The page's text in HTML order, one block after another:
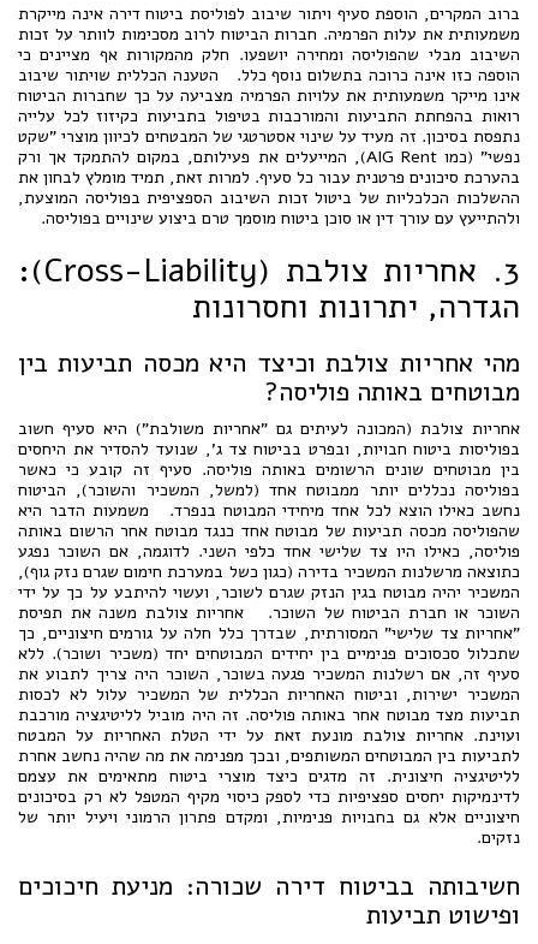
ברוב המקרים, הוספת סעיף ויתור שיבוב לפוליסת ביטוח דירה אינה מייקרת
משמעותית את עלות הפרמיה. חברות הביטוח לרוב מסכימות לוותר על זכות
השיבוב מבלי שהפוליסה ומחירה יושפעו. חלק מהמקורות אף מציינים כי
הוספה כזו אינה כרוכה בתשלום נוסף כלל. הטענה הכללית שויתור שיבוב
אינו מייקר משמעותית את עלויות הפרמיה מצביעה על כך שחברות הביטוח
רואות בהפחתת התביעות והמורכבות בטיפול בתביעות כקיזוז לכל עלייה
נתפסת בסיכון. זה מעיד על שינוי אסטרטגי של המבטחים לכיוון מוצרי "שקט
נפשי" (כמו AIG Rent), המייעלים את פעילותם, במקום להתמקד אך ורק
בהערכת סיכונים פרטנית עבור כל סעיף. למרות זאת, תמיד מומלץ לבחון את
ההשלכות הכלכליות של ביטול זכות השיבוב הספציפית בפוליסה המוצעת,
ולהתייעץ עם עורך דין או סוכן ביטוח מוסמך טרם ביצוע שינויים בפוליסה.
3. אחריות צולבת (Cross-Liability):
הגדרה, יתרונות וחסרונות
מהי אחריות צולבת וכיצד היא מכסה תביעות בין
מבוטחים באותה פוליסה?
אחריות צולבת (המכונה לעיתים גם "אחריות משולבת") היא סעיף חשוב
בפוליסות ביטוח חבויות, ובפרט בביטוח צד ג', שנועד להסדיר את היחסים
בין מבוטחים שונים הרשומים באותה פוליסה. סעיף זה קובע כי כאשר
בפוליסה נכללים יותר ממבוטח אחד (למשל, המשכיר והשוכר), הביטוח
נחשב כאילו הוצא לכל אחד מיחידי המבוטח בנפרד. משמעות הדבר היא
שהפוליסה מכסה תביעות של מבוטח אחד כנגד מבוטח אחר הרשום באותה
פוליסה, כאילו היו צד שלישי אחד כלפי השני. לדוגמה, אם השוכר נפגע
כתוצאה מרשלנות המשכיר בדירה (כגון כשל במערכת חימום שגרם נזק גוף),
המשכיר יהיה מבוטח בגין הנזק שגרם לשוכר, ועשוי להיתבע על כך על ידי
השוכר או חברת הביטוח של השוכר. אחריות צולבת משנה את תפיסת
"אחריות צד שלישי" המסורתית, שבדרך כלל חלה על גורמים חיצוניים, כך
שתכלול סכסוכים פנימיים בין יחידים המבוטחים יחד (משכיר ושוכר). ללא
סעיף זה, אם רשלנות המשכיר פגעה בשוכר, השוכר היה צריך לתבוע את
המשכיר ישירות, וביטוח האחריות הכללית של המשכיר עלול לא לכסות
תביעות מצד מבוטח אחר באותה פוליסה. זה היה מוביל לליטיגציה מורכבת
ועוינת. אחריות צולבת מונעת זאת על ידי הטלת האחריות על המבטח
לתביעות בין המבוטחים המשותפים, ובכך מפנימה את מה שהיה נחשב אחרת
לליטיגציה חיצונית. זה מדגים כיצד מוצרי ביטוח מתאימים את עצמם
לדינמיקות יחסים ספציפיות כדי לספק כיסוי מקיף המטפל לא רק בסיכונים
חיצוניים אלא גם בחבויות פנימיות, ומקדם פתרון הרמוני ויעיל יותר של
נזקים.
חשיבותה בביטוח דירה שכורה: מניעת חיכוכים
ופישוט תביעות